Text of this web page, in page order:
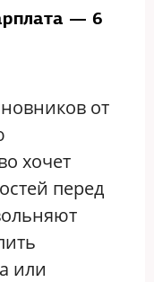
— 6
от
хочет
перед
или